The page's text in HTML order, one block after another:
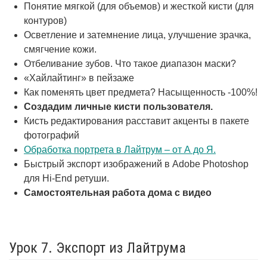
Понятие мягкой (для объемов) и жесткой кисти (для
контуров)
Осветление и затемнение лица, улучшение зрачка,
смягчение кожи.
Отбеливание зубов. Что такое диапазон маски?
«Хайлайтинг» в пейзаже
Как поменять цвет предмета? Насыщенность -100%!
Создадим личные кисти пользователя.
Кисть редактирования расставит акценты в пакете
фотографий
Обработка портрета в Лайтрум – от А до Я.
Быстрый экспорт изображений в Adobe Photoshop
для Hi-End ретуши.
Самостоятельная работа дома с видео
Урок 7. Экспорт из Лайтрума